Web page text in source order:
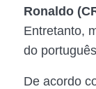
Ronaldo
Entretanto,
do
De acordo